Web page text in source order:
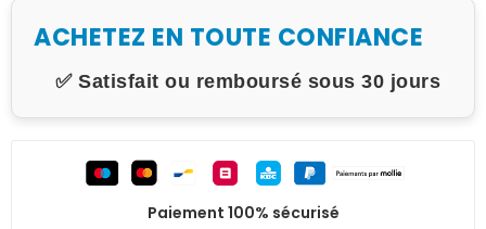
ACHETEZ EN TOUTE CONFIANCE
✅ Satisfait ou remboursé sous 30 jours
Paiement 100% sécurisé